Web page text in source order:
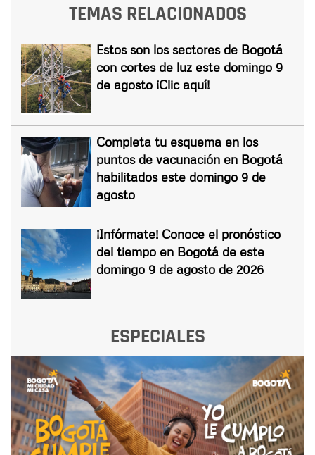
TEMAS RELACIONADOS
Estos son los sectores de Bogotá
con cortes de luz este domingo 9
de agosto ¡Clic aquí!
Completa tu esquema en los
puntos de vacunación en Bogotá
habilitados este domingo 9 de
agosto
¡Infórmate! Conoce el pronóstico
del tiempo en Bogotá de este
domingo 9 de agosto de 2026
ESPECIALES